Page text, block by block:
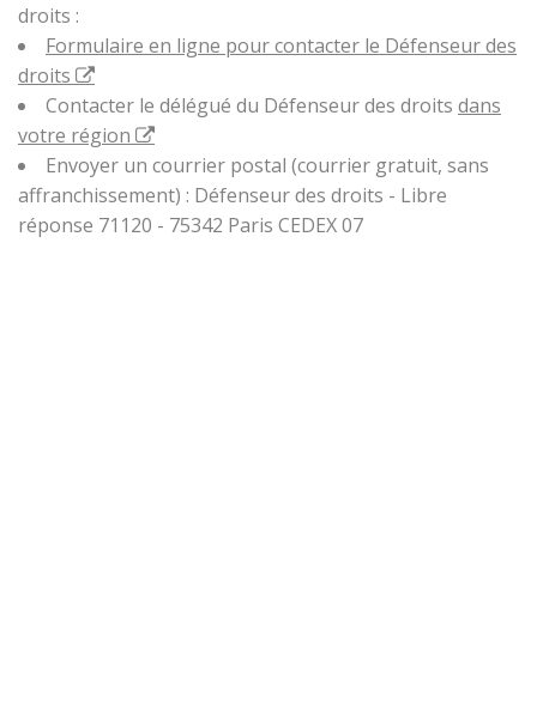
droits :
Formulaire en ligne pour contacter le Défenseur des
droits
Contacter le délégué du Défenseur des droits dans
votre région
Envoyer un courrier postal (courrier gratuit, sans
affranchissement) : Défenseur des droits - Libre
réponse 71120 - 75342 Paris CEDEX 07